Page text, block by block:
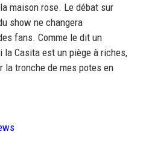
maison rose. Le débat sur
show ne changera
fans. Comme le dit un
la Casita est un piège à riches,
la tronche de mes potes en